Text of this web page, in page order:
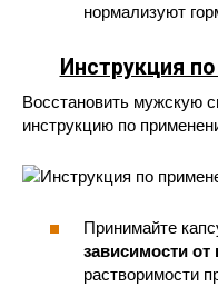
нормализуют
Инструкция
Восстановить мужскую
инструкцию по
Принимайте
зависимости
растворимости